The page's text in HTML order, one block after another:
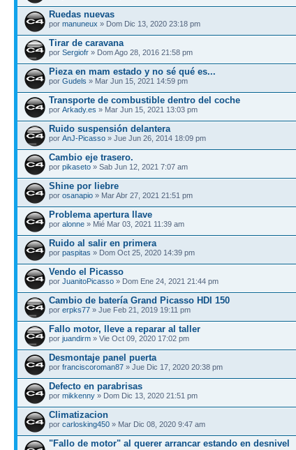
Ruedas nuevas
por manuneux » Dom Dic 13, 2020 23:18 pm
Tirar de caravana
por Sergiofr » Dom Ago 28, 2016 21:58 pm
Pieza en mam estado y no sé qué es...
por Gudels » Mar Jun 15, 2021 14:59 pm
Transporte de combustible dentro del coche
por Arkady.es » Mar Jun 15, 2021 13:03 pm
Ruido suspensión delantera
por AnJ-Picasso » Jue Jun 26, 2014 18:09 pm
Cambio eje trasero.
por pikaseto » Sab Jun 12, 2021 7:07 am
Shine por liebre
por osanapio » Mar Abr 27, 2021 21:51 pm
Problema apertura llave
por alonne » Mié Mar 03, 2021 11:39 am
Ruido al salir en primera
por paspitas » Dom Oct 25, 2020 14:39 pm
Vendo el Picasso
por JuanitoPicasso » Dom Ene 24, 2021 21:44 pm
Cambio de batería Grand Picasso HDI 150
por erpks77 » Jue Feb 21, 2019 19:11 pm
Fallo motor, lleve a reparar al taller
por juandirm » Vie Oct 09, 2020 17:02 pm
Desmontaje panel puerta
por franciscoroman87 » Jue Dic 17, 2020 20:38 pm
Defecto en parabrisas
por mikkenny » Dom Dic 13, 2020 21:51 pm
Climatizacion
por carlosking450 » Mar Dic 08, 2020 9:47 am
"Fallo de motor" al querer arrancar estando en desnivel